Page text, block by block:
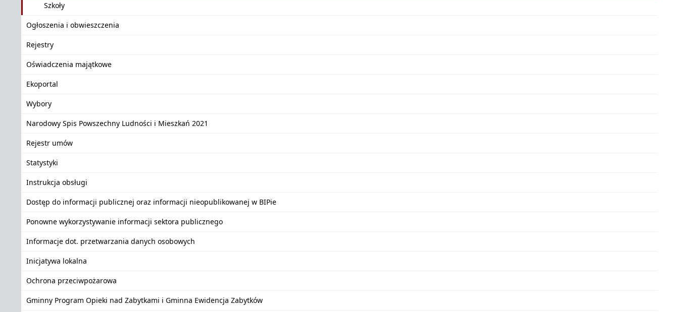
Szkoły
Ogłoszenia i obwieszczenia
Rejestry
Oświadczenia majątkowe
Ekoportal
Wybory
Narodowy Spis Powszechny Ludności i Mieszkań 2021
Rejestr umów
Statystyki
Instrukcja obsługi
Dostęp do informacji publicznej oraz informacji nieopublikowanej w BIPie
Ponowne wykorzystywanie informacji sektora publicznego
Informacje dot. przetwarzania danych osobowych
Inicjatywa lokalna
Ochrona przeciwpożarowa
Gminny Program Opieki nad Zabytkami i Gminna Ewidencja Zabytków